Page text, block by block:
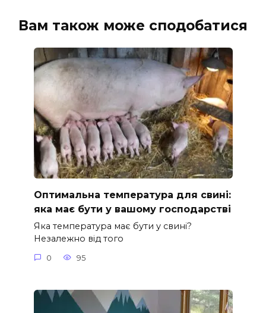
Вам також може сподобатися
Оптимальна температура для свині:
яка має бути у вашому господарстві
Яка температура має бути у свині?
Незалежно від того
0 95